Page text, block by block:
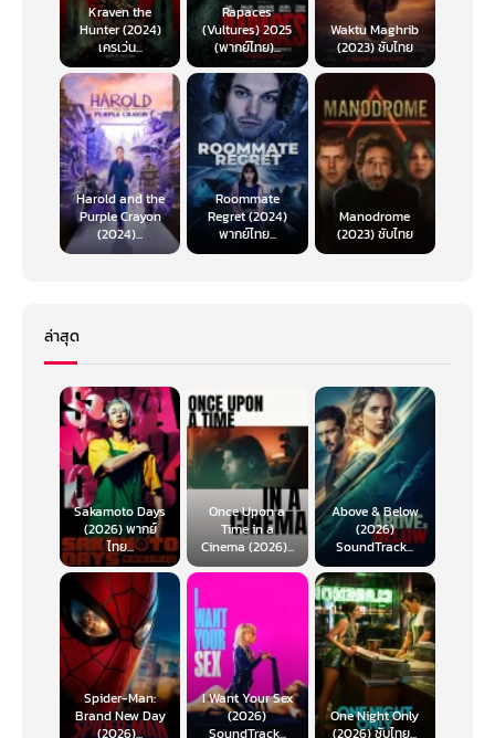
Kraven the
Hunter (2024)
เครเว่น...
Rapaces
(Vultures) 2025
(พากย์ไทย)...
Waktu Maghrib
(2023) ซับไทย
Harold and the
Purple Crayon
(2024)...
Roommate
Regret (2024)
พากย์ไทย...
Manodrome
(2023) ซับไทย
ล่าสุด
Sakamoto Days
(2026) พากย์
ไทย...
Once Upon a
Time in a
Cinema (2026)...
Above & Below
(2026)
SoundTrack...
Spider-Man:
Brand New Day
I Want Your Sex
(2026)
One Night Only